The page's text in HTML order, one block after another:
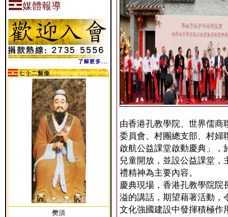
媒體報導
樊須
由香港孔教學院、世界儒商
委員會、村團總支部、村婦
啟航公益課堂啟動慶典」，
兒童開放，並設公益課堂
禮精神為主要內容。
慶典現場，香港孔教學院院
溢的講話，期望藉著活動，
文化強國建設中發揮積極作